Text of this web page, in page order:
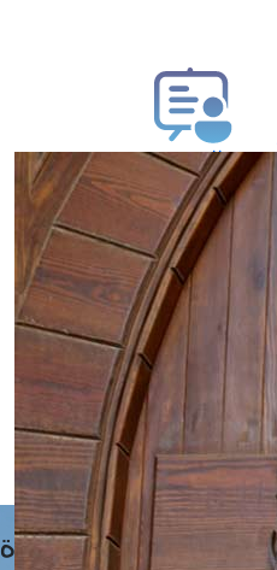
طلب فتوى
استعلام عن فتوى
حجز موعد
الفتوى الهاتفية
مَواقِيتُ الصَّـــلاة